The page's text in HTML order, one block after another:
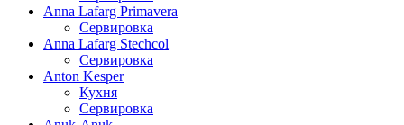
Anna Lafarg Primavera
Сервировка
Anna Lafarg Stechcol
Сервировка
Anton Kesper
Кухня
Сервировка